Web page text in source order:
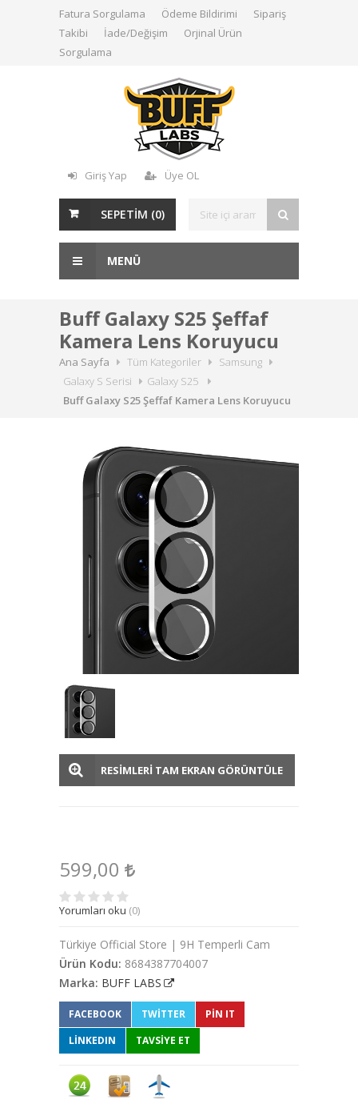
Fatura Sorgulama Ödeme Bildirimi
Sipariş
Takibi
İade/Değişim
Orjinal Ürün
Sorgulama
Giriş Yap Üye OL
SEPETİM (0)
MENÜ
Buff Galaxy S25 Şeffaf
Kamera Lens Koruyucu
Ana Sayfa Tüm Kategoriler
Samsung
Galaxy S Serisi
Galaxy S25
Buff Galaxy S25 Şeffaf Kamera Lens Koruyucu
RESİMLERİ TAM EKRAN GÖRÜNTÜLE
599,00
Yorumları oku (0)
Türkiye Official Store | 9H Temperli Cam
Ürün Kodu: 8684387704007
Marka: BUFF LABS
FACEBOOK TWITTER
PIN IT
LINKEDIN
TAVSİYE ET